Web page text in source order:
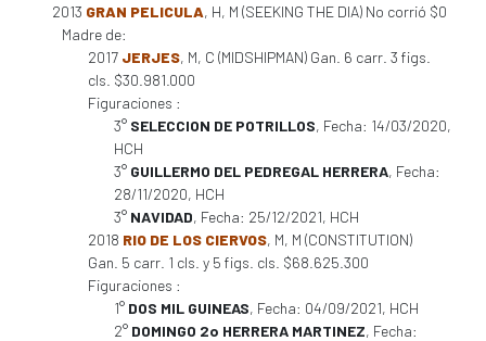
2013 GRAN PELICULA, H, M (SEEKING THE DIA) No corrió $0
Madre de:
2017 JERJES, M, C (MIDSHIPMAN) Gan. 6 carr. 3 figs.
cls. $30.981.000
Figuraciones :
3° SELECCION DE POTRILLOS, Fecha: 14/03/2020,
HCH
3° GUILLERMO DEL PEDREGAL HERRERA, Fecha:
28/11/2020, HCH
3° NAVIDAD, Fecha: 25/12/2021, HCH
2018 RIO DE LOS CIERVOS, M, M (CONSTITUTION)
Gan. 5 carr. 1 cls. y 5 figs. cls. $68.625.300
Figuraciones :
1° DOS MIL GUINEAS, Fecha: 04/09/2021, HCH
2° DOMINGO 2o HERRERA MARTINEZ, Fecha: